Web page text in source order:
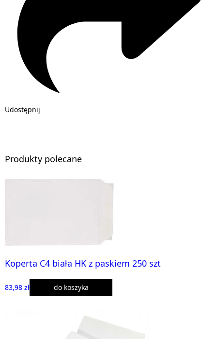
Udostępnij
Produkty polecane
Koperta C4 biała HK z paskiem 250 szt
83,98 zł do koszyka